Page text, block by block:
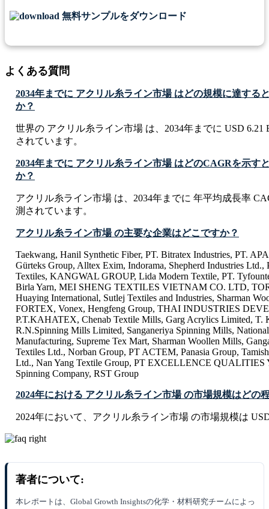
無料サンプルをダウンロード
よくある質問
2034年までに アクリル糸ライン市場 はどの規模に達する
か？
世界の アクリル糸ライン市場 は、2034年までに USD 6.21
されています。
2034年までに アクリル糸ライン市場 はどのCAGRを示す
か？
アクリル糸ライン市場 は、2034年までに 年平均成長率
測されています。
アクリル糸ライン市場 の主要な企業はどこですか？
Taekwang, Hanil Synthetic Fiber, PT. Bitratex Industries, PT.
Gürteks Group, Alltex Exim, Indorama, Shepherd Industries Ltd.,
Textiles, KANGWAL GROUP, Lida Modern Textile, PT.
Birla Yarn, MEI SHENG TEXTILES VIETNAM CO. LTD,
Huaying International, Sutlej Textiles and Industries, Sharman
FORTEX, Vonex, Hengfeng Group, THAI INDUSTRIES
P.T.KAHATEX, Chenab Textile Mills, Garg Acrylics Limited, T.
R.N.Spinning Mills Limited, Sanganeriya Spinning Mills,
Manufacturing, Supreme Tex Mart, Sharman Woollen Mills,
Textiles Ltd., Norban Group, PT ACTEM, Panasia Group,
Ltd., Nan Yang Textile Group, PT EXCELLENCE QUALITIES
Spinning Company, RST Group
2024年における アクリル糸ライン市場 の市場規模はどの
2024年において、アクリル糸ライン市場 の市場規模は
著者について:
本レポートは、Global Growth Insightsの化学・材料研究チームによっ